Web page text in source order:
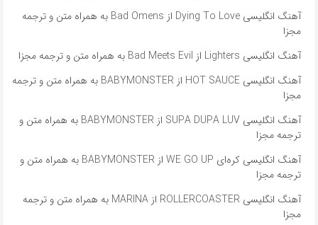
آهنگ انگلیسی Dying To Love از Bad Omens به همراه متن و ترجمه
مجزا
آهنگ انگلیسی Lighters از Bad Meets Evil به همراه متن و ترجمه مجزا
آهنگ انگلیسی HOT SAUCE از BABYMONSTER به همراه متن و ترجمه
مجزا
آهنگ انگلیسی SUPA DUPA LUV از BABYMONSTER به همراه متن و
ترجمه مجزا
آهنگ انگلیسی کره‌ای WE GO UP از BABYMONSTER به همراه متن و
ترجمه مجزا
آهنگ انگلیسی ROLLERCOASTER از MARINA به همراه متن و ترجمه
مجزا